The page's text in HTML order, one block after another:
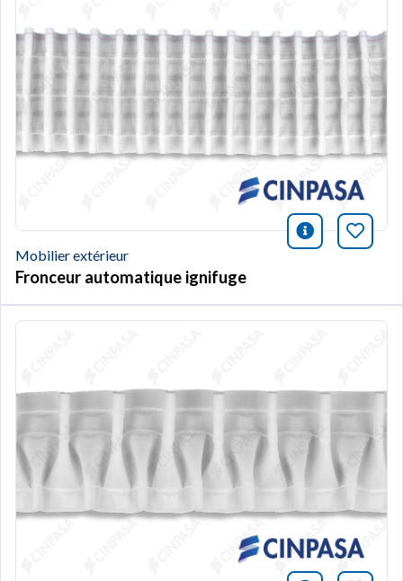
icono
Mobilier extérieur
Fronceur automatique ignifuge